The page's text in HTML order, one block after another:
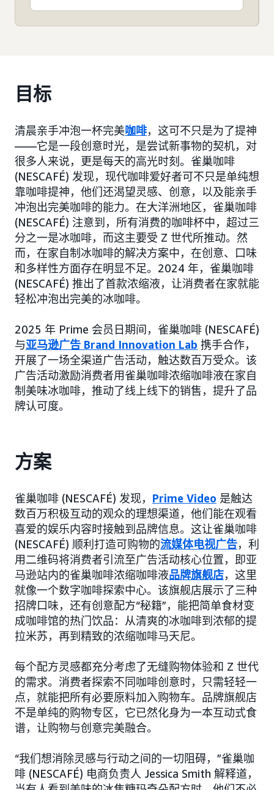
目标
清晨亲手冲泡一杯完美咖啡，这可不只是为了提神
——它是一段创意时光，是尝试新事物的契机，对
很多人来说，更是每天的高光时刻。雀巢咖啡
(NESCAFÉ) 发现，现代咖啡爱好者可不只是单纯想
靠咖啡提神，他们还渴望灵感、创意，以及能亲手
冲泡出完美咖啡的能力。在大洋洲地区，雀巢咖啡
(NESCAFÉ) 注意到，所有消费的咖啡杯中，超过三
分之一是冰咖啡，而这主要受 Z 世代所推动。然
而，在家自制冰咖啡的解决方案中，在创意、口味
和多样性方面存在明显不足。2024 年，雀巢咖啡
(NESCAFÉ) 推出了首款浓缩液，让消费者在家就能
轻松冲泡出完美的冰咖啡。
2025 年 Prime 会员日期间，雀巢咖啡 (NESCAFÉ)
与亚马逊广告 Brand Innovation Lab 携手合作，
开展了一场全渠道广告活动，触达数百万受众。该
广告活动激励消费者用雀巢咖啡浓缩咖啡液在家自
制美味冰咖啡，推动了线上线下的销售，提升了品
牌认可度。
方案
雀巢咖啡 (NESCAFÉ) 发现， Prime Video 是触达
数百万积极互动的观众的理想渠道，他们能在观看
喜爱的娱乐内容时接触到品牌信息。这让雀巢咖啡
(NESCAFÉ) 顺利打造可购物的流媒体电视广告，利
用二维码将消费者引流至广告活动核心位置，即亚
马逊站内的雀巢咖啡浓缩咖啡液品牌旗舰店，这里
就像一个数字咖啡探索中心。该旗舰店展示了三种
招牌口味，还有创意配方“秘籍”，能把简单食材变
成咖啡馆的热门饮品：从清爽的冰咖啡到浓郁的提
拉米苏，再到精致的浓缩咖啡马天尼。
每个配方灵感都充分考虑了无缝购物体验和 Z 世代
的需求。消费者探索不同咖啡创意时，只需轻轻一
点，就能把所有必要原料加入购物车。品牌旗舰店
不是单纯的购物专区，它已然化身为一本互动式食
谱，让购物与创意完美融合。
“我们想消除灵感与行动之间的一切阻碍，”雀巢咖
啡 (NESCAFÉ) 电商负责人 Jessica Smith 解释道，